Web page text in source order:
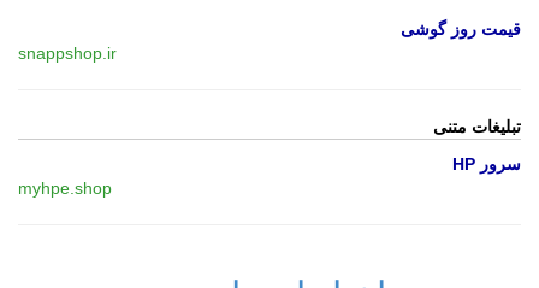
قیمت روز گوشی
snappshop.ir
تبلیغات متنی
سرور HP
myhpe.shop